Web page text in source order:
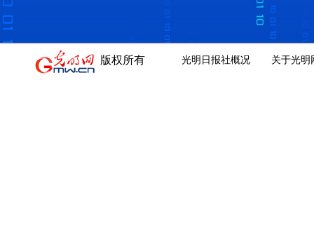
版权所有 光明日报社概况 关于光明